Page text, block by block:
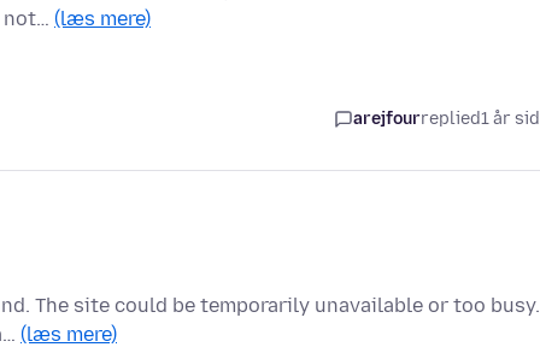
not… (læs mere)
arejfourreplied1 år
The site could be temporarily unavailable or too busy.
(læs mere)